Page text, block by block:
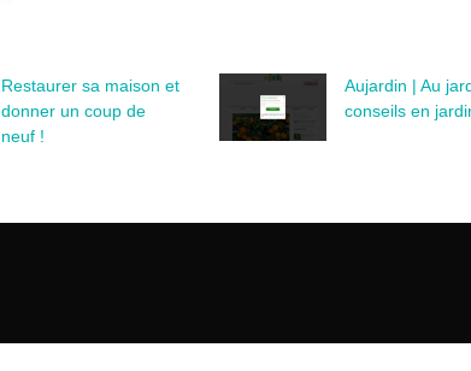
Restaurer sa maison et
donner un coup de
neuf !
Aujardin | Au
conseils en